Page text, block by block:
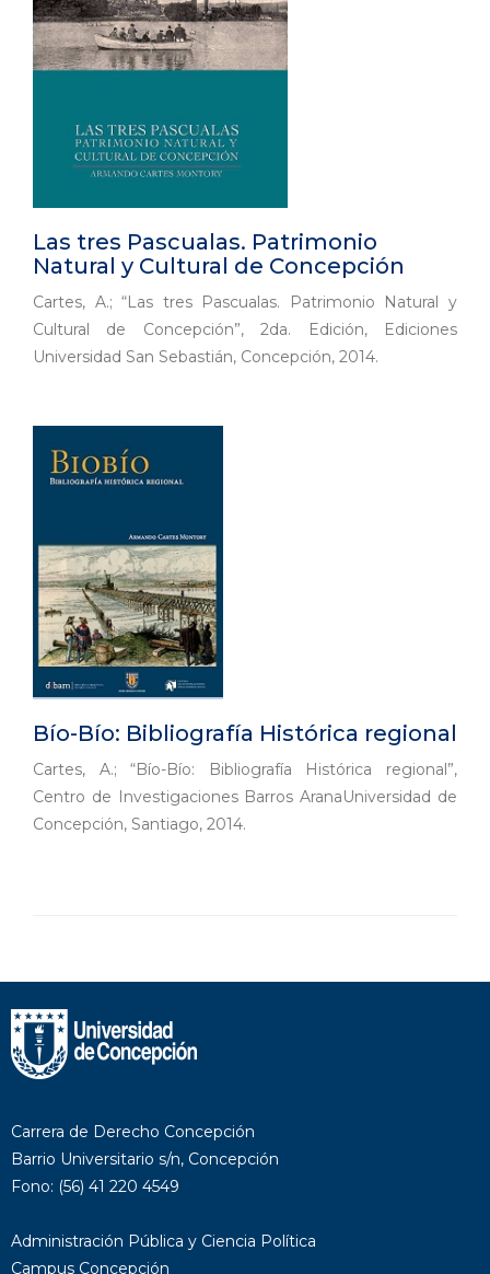
Las tres Pascualas. Patrimonio
Natural y Cultural de Concepción
Cartes, A.; “Las tres Pascualas. Patrimonio Natural y
Cultural de Concepción”, 2da. Edición, Ediciones
Universidad San Sebastián, Concepción, 2014.
Bío-Bío: Bibliografía Histórica regional
Cartes, A.; “Bío-Bío: Bibliografía Histórica regional”,
Centro de Investigaciones Barros AranaUniversidad de
Concepción, Santiago, 2014.
Carrera de Derecho Concepción
Barrio Universitario s/n, Concepción
Fono: (56) 41 220 4549
Administración Pública y Ciencia Política
Campus Concepción